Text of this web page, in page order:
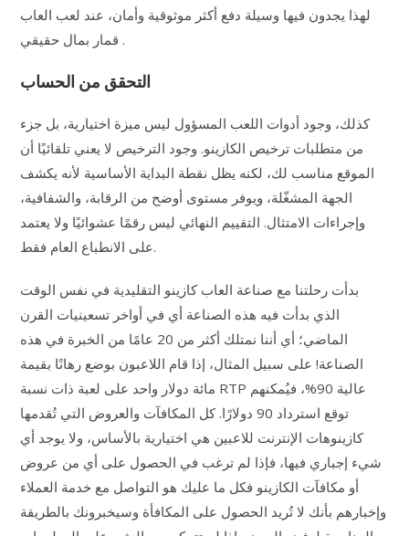
لهذا يجدون فيها وسيلة دفع أكثر موثوقية وأمان، عند لعب العاب
قمار بمال حقيقي .
التحقق من الحساب
كذلك، وجود أدوات اللعب المسؤول ليس ميزة اختيارية، بل جزء
من متطلبات ترخيص الكازينو. وجود الترخيص لا يعني تلقائيًا أن
الموقع مناسب لك، لكنه يظل نقطة البداية الأساسية لأنه يكشف
الجهة المشغّلة، ويوفر مستوى أوضح من الرقابة، والشفافية،
وإجراءات الامتثال. التقييم النهائي ليس رقمًا عشوائيًا ولا يعتمد
على الانطباع العام فقط.
بدأت رحلتنا مع صناعة العاب كازينو التقليدية في نفس الوقت
الذي بدأت فيه هذه الصناعة أي في أواخر تسعينيات القرن
الماضي؛ أي أننا نمتلك أكثر من 20 عامًا من الخبرة في هذه
الصناعة! على سبيل المثال، إذا قام اللاعبون بوضع رهانًا بقيمة
مائة دولار واحد على لعبة ذات نسبة RTP عالية 90%، فيُمكنهم
توقع استرداد 90 دولارًا. كل المكافآت والعروض التي تُقدمها
كازينوهات الإنترنت للاعبين هي اختيارية بالأساس، ولا يوجد أي
شيء إجباري فيها، فإذا لم ترغب في الحصول على أي من عروض
أو مكافآت الكازينو فكل ما عليك هو التواصل مع خدمة العملاء
وإخبارهم بأنك لا تُريد الحصول على المكافأة وسيخبرونك بالطريقة